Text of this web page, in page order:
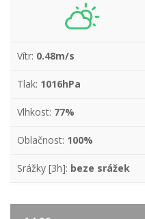
Vítr: 0.48m/s
Tlak: 1016hPa
Vlhkost: 77%
Oblačnost: 100%
Srážky [3h]: beze srážek